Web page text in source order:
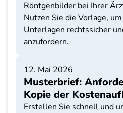
Röntgenbilder bei Ihrer
Nutzen Sie die Vorlage,
Unterlagen rechtssicher
anzufordern.
12. Mai 2026
Musterbrief:
Kopie der
Erstellen Sie schnell und